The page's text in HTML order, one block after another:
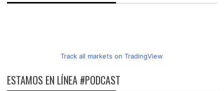
Track all markets on TradingView
ESTAMOS EN LÍNEA #PODCAST